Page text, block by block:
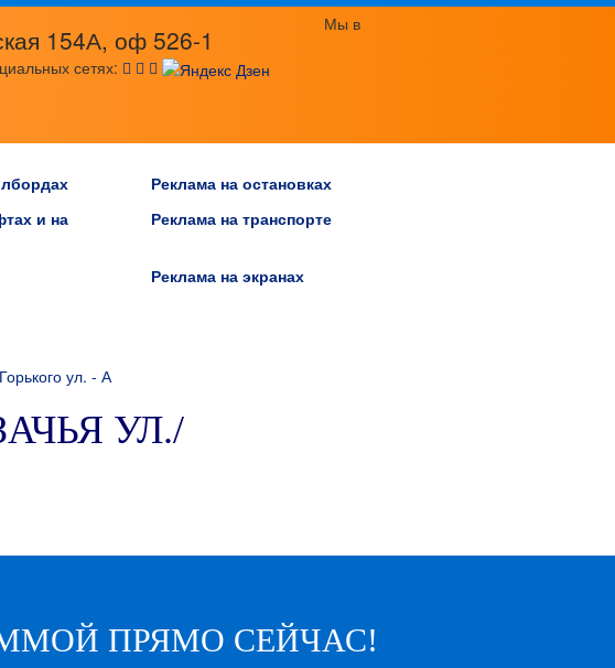
154А, оф 526-1
Мы в
сетях:
Реклама на остановках
и на
Реклама на транспорте
Реклама на экранах
ул. - А
УЛ./
ПРЯМО СЕЙЧАС!